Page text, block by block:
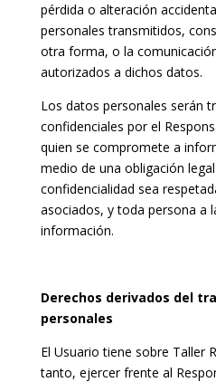
pérdida o alteración
personales transmitidos,
otra forma, o la
autorizados a dichos datos.
Los datos personales serán
confidenciales por el
quien se compromete a
medio de una obligación
confidencialidad sea
asociados, y toda persona a
información.
Derechos derivados del
personales
El Usuario tiene sobre Taller
tanto, ejercer frente al